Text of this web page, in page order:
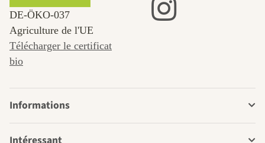
DE‑ÖKO‑037
Agriculture de l'UE
Télécharger le certificat
bio
Informations